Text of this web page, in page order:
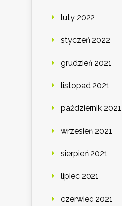
luty 2022
styczeń 2022
grudzień 2021
listopad 2021
październik 2021
wrzesień 2021
sierpień 2021
lipiec 2021
czerwiec 2021